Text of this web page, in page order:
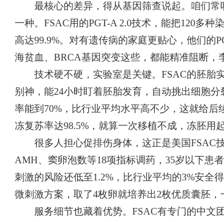
最核心的差异，得从基因筛查说起。咱们
一种。FSAC用的PGT-A 2.0技术，能把120多
高达99.9%。对有遗传病的家庭更贴心，他们的
海贫血、BRCA基因突变这些，都能精准阻断，
技术硬不硬，实验室是关键。FSAC的胚胎
别神，能24小时盯着胚胎发育，自动挑出细胞
率能到70%，比行业平均水平高不少，这就给
冻复苏率达98.5%，就算一次移植不成，冻胚用
很多人担心促排伤身体，这正是美国FSAC
AMH、窦卵泡数等18项指标调药，35岁以下患
刺激的风险还低至1.2%，比行业平均的3%安全
微刺激方案，取了4枚卵就培养出2枚优质囊胚，
服务细节也藏着优势。FSAC有专门的中文